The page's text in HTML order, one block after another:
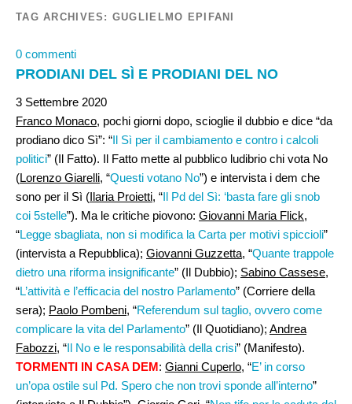
TAG ARCHIVES: GUGLIELMO EPIFANI
0 commenti
PRODIANI DEL SÌ E PRODIANI DEL NO
3 Settembre 2020
Franco Monaco, pochi giorni dopo, scioglie il dubbio e dice “da
prodiano dico Sì”: “Il Sì per il cambiamento e contro i calcoli
politici” (Il Fatto). Il Fatto mette al pubblico ludibrio chi vota No
(Lorenzo Giarelli, “Questi votano No”) e intervista i dem che
sono per il Sì (Ilaria Proietti, “Il Pd del Sì: ‘basta fare gli snob
coi 5stelle”). Ma le critiche piovono: Giovanni Maria Flick,
“Legge sbagliata, non si modifica la Carta per motivi spiccioli”
(intervista a Repubblica); Giovanni Guzzetta, “Quante trappole
dietro una riforma insignificante” (Il Dubbio); Sabino Cassese,
“L’attività e l’efficacia del nostro Parlamento” (Corriere della
sera); Paolo Pombeni, “Referendum sul taglio, ovvero come
complicare la vita del Parlamento” (Il Quotidiano); Andrea
Fabozzi, “Il No e le responsabilità della crisi” (Manifesto).
TORMENTI IN CASA DEM: Gianni Cuperlo, “E’ in corso
un’opa ostile sul Pd. Spero che non trovi sponde all’interno”